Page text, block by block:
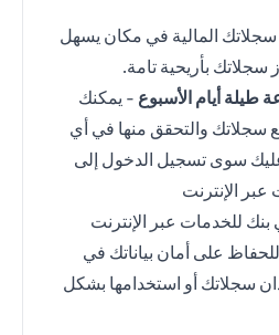
المالية في مكان يسهل
سجلاتك بأريحية تامة.
- يمكنك
سجلاتك والتحقق منها في أي
سوى تسجيل الدخول إلى
الإنترنت
للخدمات عبر الإنترنت
على أمان بياناتك في
سجلاتك أو استخدامها بشكل